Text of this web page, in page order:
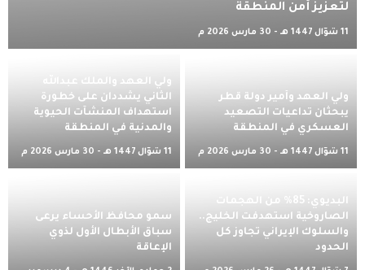
لتعزيز أمن المنطقة
11 شوّال 1447 هـ - 30 مارس 2026 م
ولي العهد وأمير دولة قطر
يبحثان تداعيات التصعيد
العسكري في المنطقة
11 شوّال 1447 هـ - 30 مارس 2026 م
ولي العهد والملك عبدالله
الثاني يشددان على خطورة
استهداف المنشآت الحيوية
والمدنية في المنطقة
11 شوّال 1447 هـ - 30 مارس 2026 م
البديوي: 85% من الهجمات
الصاروخية استهدفت الخليج..
والسلوك الإيراني تجاوز كل
الحدود
سمو محافظ الأحساء يرعى
سباق الأبطال الأول لذوي
الإعاقة